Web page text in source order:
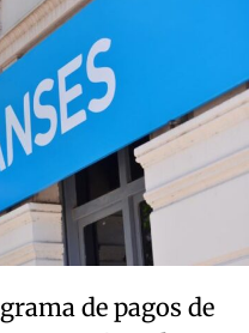
de pagos de